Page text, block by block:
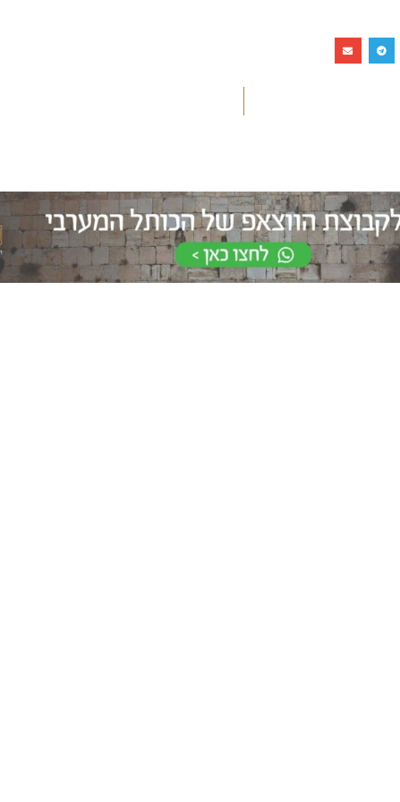
חלאקה בכותל
המערבי
וילווה אתכם במהלך הארוע.
להרשמה ללא עלות >
אנחנו כאן לסייע